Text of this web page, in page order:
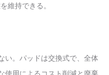
維持できる。
い。パッドは交換式で、全体